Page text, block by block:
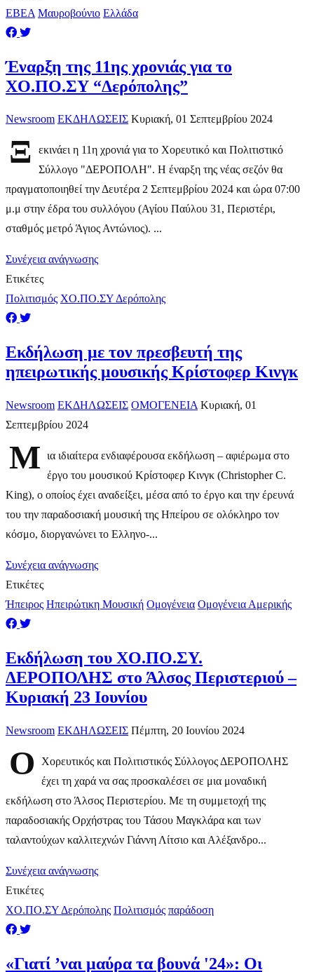
ΕΒΕΑ Μαυροβούνιο Ελλάδα
Έναρξη της 11ης χρονιάς για το
ΧΟ.ΠΟ.ΣΥ “Δερόπολης”
Newsroom ΕΚΔΗΛΩΣΕΙΣ Κυριακή, 01 Σεπτεμβρίου 2024
Ξ
εκινάει η 11η χρονιά για το Χορευτικό και Πολιτιστικό
Σύλλογο "ΔΕΡΟΠΟΛΗ". Η έναρξη της νέας σεζόν θα
πραγματοποιηθεί την Δευτέρα 2 Σεπτεμβρίου 2024 και ώρα 07:00
μ.μ στην έδρα του συλλόγου (Αγίου Παύλου 31, Περιστέρι,
σταθμός μετρό Άγιος Αντώνιος). ...
Συνέχεια ανάγνωσης
Ετικέτες
Πολιτισμός ΧΟ.ΠΟ.ΣΥ Δερόπολης
Εκδήλωση με τον πρεσβευτή της
ηπειρωτικής μουσικής Κρίστοφερ Κινγκ
Newsroom ΕΚΔΗΛΩΣΕΙΣ ΟΜΟΓΕΝΕΙΑ Κυριακή, 01
Σεπτεμβρίου 2024
Μ
ια ιδιαίτερα ενδιαφέρουσα εκδήλωση – αφιέρωμα στο
έργο του μουσικού Κρίστοφερ Κινγκ (Christopher C.
King), ο οποίος έχει αναδείξει, μέσα από το έργο και την έρευνά
του την παραδοσιακή μουσική της Ηπείρου σε ολόκληρο τον
κόσμο, διοργανώνει το Ελληνο-...
Συνέχεια ανάγνωσης
Ετικέτες
Ήπειρος Ηπειρώτικη Μουσική Ομογένεια Ομογένεια Αμερικής
Εκδήλωση του ΧΟ.ΠΟ.ΣΥ.
ΔΕΡΟΠΟΛΗΣ στο Άλσος Περιστεριού –
Κυριακή 23 Ιουνίου
Newsroom ΕΚΔΗΛΩΣΕΙΣ Πέμπτη, 20 Ιουνίου 2024
Ο
Χορευτικός και Πολιτιστικός Σύλλογος ΔΕΡΟΠΟΛΗΣ
έχει τη χαρά να σας προσκαλέσει σε μια μοναδική
εκδήλωση στο Άλσος Περιστερίου. Με τη συμμετοχή της
παραδοσιακής Ορχήστρας του Τάσου Μαγκλάρα και των
ταλαντούχων καλλιτεχνών Γιάννη Λίτσιο και Αλέξανδρο...
Συνέχεια ανάγνωσης
Ετικέτες
ΧΟ.ΠΟ.ΣΥ Δερόπολης Πολιτισμός παράδοση
«Γιατί ’ναι μαύρα τα βουνά '24»: Οι